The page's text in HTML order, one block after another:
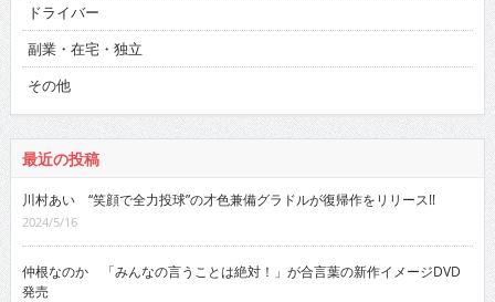
ドライバー
副業・在宅・独立
その他
最近の投稿
川村あい “笑顔で全力投球”の才色兼備グラドルが復帰作をリリース!!
2024/5/16
仲根なのか 「みんなの言うことは絶対！」が合言葉の新作イメージDVD
発売